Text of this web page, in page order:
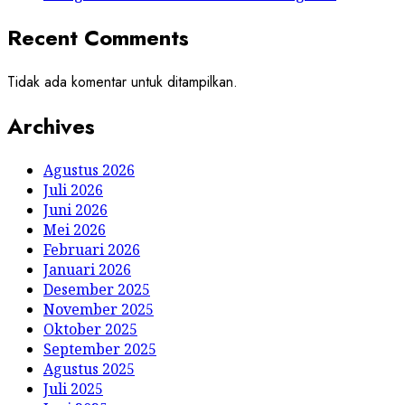
Mei 2025
April 2025
Maret 2025
Januari 2025
All Berita
Daerah
Kesehatan
Komunitas
Nasional
Opini
Pendidikan
Politik
Provinsi
Uncategorized